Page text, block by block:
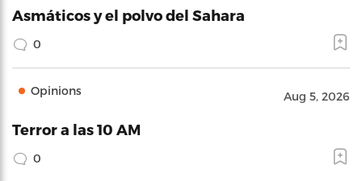
Asmáticos y el polvo del Sahara
0
Opinions Aug 5, 2026
Terror a las 10 AM
0